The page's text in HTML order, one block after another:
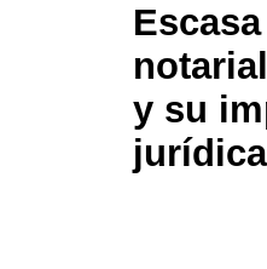
y su
jurídica